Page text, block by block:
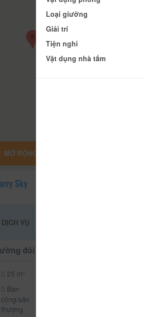
MỞ RỘNG BẢN ĐỒ
Sky
DỊCH VỤ
đôi
25 m²
Ban
công/sân
thượng
Loại giường
Giải trí
Tiện nghi
Vật dụng nhà tắm